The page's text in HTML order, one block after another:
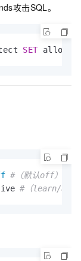
攻击SQL。
SET
#（默认off）
#（learn/